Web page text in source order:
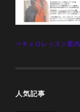
⇒チェロレッスン案内
人気記事